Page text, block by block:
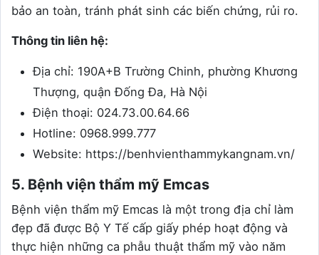
bảo an toàn, tránh phát sinh các biến chứng, rủi ro.
Thông tin liên hệ:
Địa chỉ: 190A+B Trường Chinh, phường Khương
Thượng, quận Đống Đa, Hà Nội
Điện thoại: 024.73.00.64.66
Hotline: 0968.999.777
Website: https://benhvienthammykangnam.vn/
5. Bệnh viện thẩm mỹ Emcas
Bệnh viện thẩm mỹ Emcas là một trong địa chỉ làm
đẹp đã được Bộ Y Tế cấp giấy phép hoạt động và
thực hiện những ca phẫu thuật thẩm mỹ vào năm